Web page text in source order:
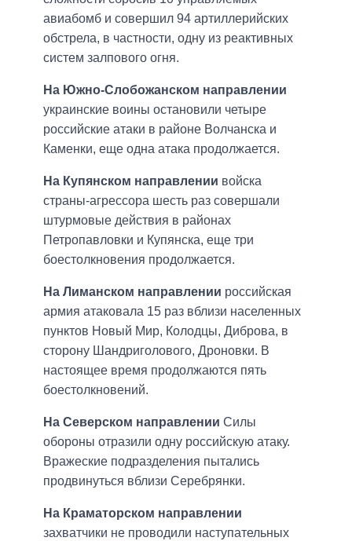
авиабомб и совершил 94 артиллерийских
обстрела, в частности, одну из реактивных
систем залпового огня.
На Южно-Слобожанском направлении
украинские воины остановили четыре
российские атаки в районе Волчанска и
Каменки, еще одна атака продолжается.
На Купянском направлении войска
страны-агрессора шесть раз совершали
штурмовые действия в районах
Петропавловки и Купянска, еще три
боестолкновения продолжается.
На Лиманском направлении российская
армия атаковала 15 раз вблизи населенных
пунктов Новый Мир, Колодцы, Диброва, в
сторону Шандриголового, Дроновки. В
настоящее время продолжаются пять
боестолкновений.
На Северском направлении Силы
обороны отразили одну российскую атаку.
Вражеские подразделения пытались
продвинуться вблизи Серебрянки.
На Краматорском направлении
захватчики не проводили наступательных